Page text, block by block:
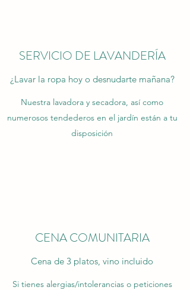
SERVICIO DE LAVANDERÍA
¿Lavar la ropa hoy o desnudarte mañana?
Nuestra lavadora y secadora, así como
numerosos tendederos en el jardín están a tu
disposición
CENA COMUNITARIA
Cena de 3 platos, vino incluido
Si tienes alergias/intolerancias o peticiones